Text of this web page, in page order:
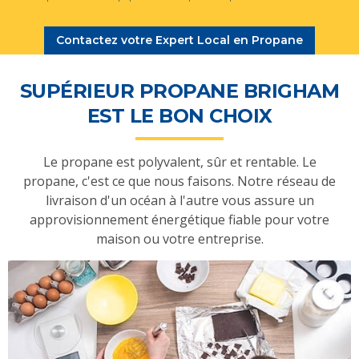
Contactez votre Expert Local en Propane
SUPÉRIEUR PROPANE BRIGHAM
EST LE BON CHOIX
Le propane est polyvalent, sûr et rentable. Le
propane, c'est ce que nous faisons. Notre réseau de
livraison d'un océan à l'autre vous assure un
approvisionnement énergétique fiable pour votre
maison ou votre entreprise.